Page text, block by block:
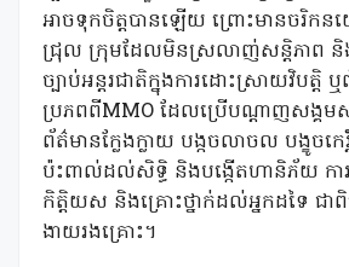
អាចទុកចិត្តបានឡើយ ព្រោះមានចរិក
ជ្រុល ក្រុមដែលមិនស្រលាញ់សន្តិភាព និ
ច្បាប់អន្តរជាតិក្នុងការដោះស្រាយវិបត្តិ
ប្រភពពីMMO ដែលប្រើបណ្តាញសង្គមស
ព័ត៌មានក្លែងក្លាយ បង្កចលាចល បង្ខូចកេ
ប៉ះពាល់ដល់សិទ្ធិ និងបង្កើតហានិភ័យ កា
កិត្តិយស និងគ្រោះថ្នាក់ដល់អ្នកដទៃ ជ
ងាយរងគ្រោះ។